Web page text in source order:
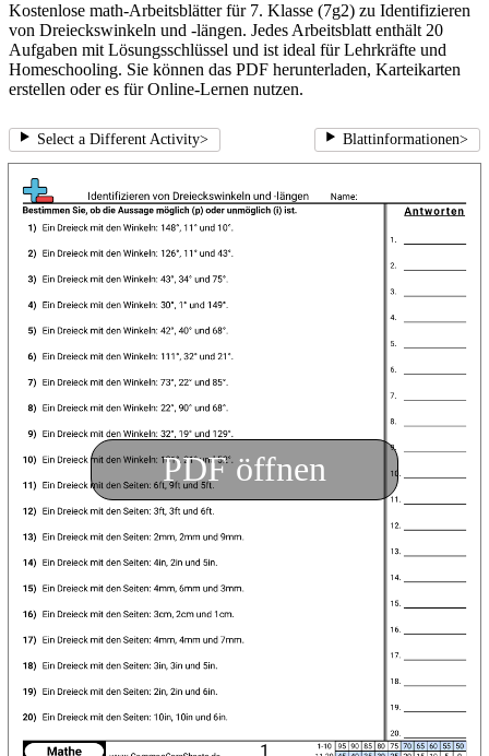
Kostenlose math-Arbeitsblätter für 7. Klasse (7g2) zu Identifizieren
von Dreieckswinkeln und -längen. Jedes Arbeitsblatt enthält 20
Aufgaben mit Lösungsschlüssel und ist ideal für Lehrkräfte und
Homeschooling. Sie können das PDF herunterladen, Karteikarten
erstellen oder es für Online-Lernen nutzen.
Select a Different Activity> Blattinformationen>
PDF öffnen